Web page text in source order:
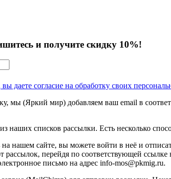
и получите скидку 10%!
даете согласие на обработку своих
мы (Яркий мир) добавляем ваш email в
наших списков рассылки. Есть несколько
на нашем сайте, вы можете войти в неё и
рассылок, перейдя по соответствующей
письмо на адрес info-mos@pkmig.ru.